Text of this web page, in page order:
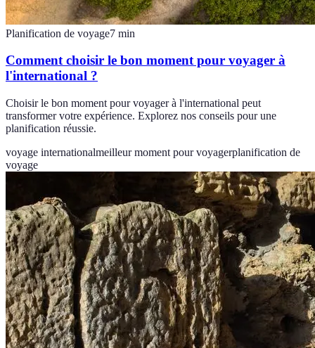
Planification de voyage7 min
Comment choisir le bon moment pour voyager à
l'international ?
Choisir le bon moment pour voyager à l'international peut
transformer votre expérience. Explorez nos conseils pour une
planification réussie.
voyage internationalmeilleur moment pour voyagerplanification de
voyage